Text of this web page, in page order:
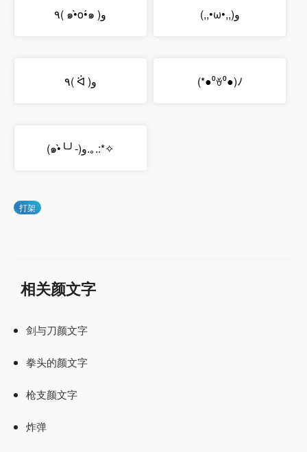
٩( ๑•̀o•́๑ )و (,,•ω•,,)و
٩( ᐛ )و (*●⁰ꈊ⁰●)ﾉ
(๑•̀╰╯-)و.｡.:*✧
打架
相关颜文字
剑与刀颜文字
拳头的颜文字
枪支颜文字
炸弹